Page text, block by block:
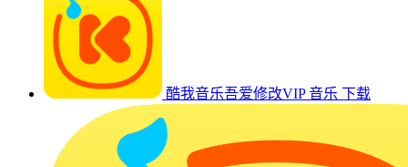
酷我音乐吾爱修改VIP 音乐 下载